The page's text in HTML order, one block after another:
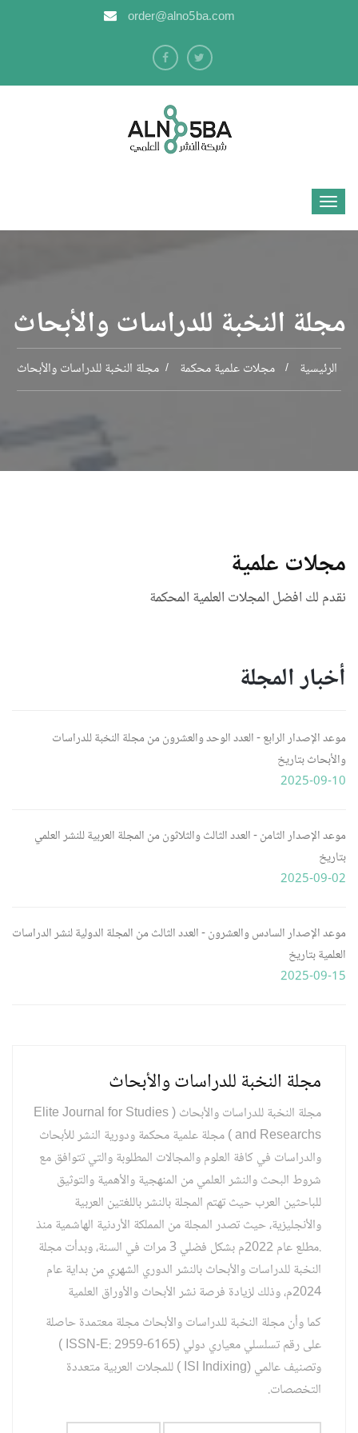
order@alno5ba.com
مجلة النخبة للدراسات والأبحاث
مجلة النخبة للدراسات والأبحاث مجلات علمية محكمة الرئيسية
مجلات علمية
نقدم لك افضل المجلات العلمية المحكمة
أخبار المجلة
موعد الإصدار الرابع - العدد الوحد والعشرون من مجلة النخبة للدراسات
والأبحاث بتاريخ
2025-09-10
موعد الإصدار الثامن - العدد الثالث والثلاثون من المجلة العربية للنشر العلمي
بتاريخ
2025-09-02
موعد الإصدار السادس والعشرون - العدد الثالث من المجلة الدولية لنشر الدراسات
العلمية بتاريخ
2025-09-15
مجلة النخبة للدراسات والأبحاث
مجلة النخبة للدراسات والأبحاث ( Elite Journal for Studies
and Researchs ) مجلة علمية محكمة ودورية النشر للأبحاث
والدراسات في كافة العلوم والمجالات المطلوبة والتي تتوافق مع
شروط البحث والنشر العلمي من المنهجية والأهمية والتوثيق
للباحثين العرب حيث تهتم المجلة بالنشر باللغتين العربية
والأنجليزية، حيث تصدر المجلة من المملكة الأردنية الهاشمية منذ
.مطلع عام 2022م بشكل فضلي 3 مرات في السنة، وبدأت مجلة
النخبة للدراسات والأبحاث بالنشر الدوري الشهري من بداية عام
2024م، وذلك لزيادة فرصة نشر الأبحاث والأوراق العلمية
كما وأن مجلة النخبة للدراسات والأبحاث مجلة معتمدة حاصلة
على رقم تسلسلي معياري دولي (ISSN-E: 2959-6165 )
وتصنيف عالمي (ISI Indixing ) للمجلات العربية متعددة
التخصصات.